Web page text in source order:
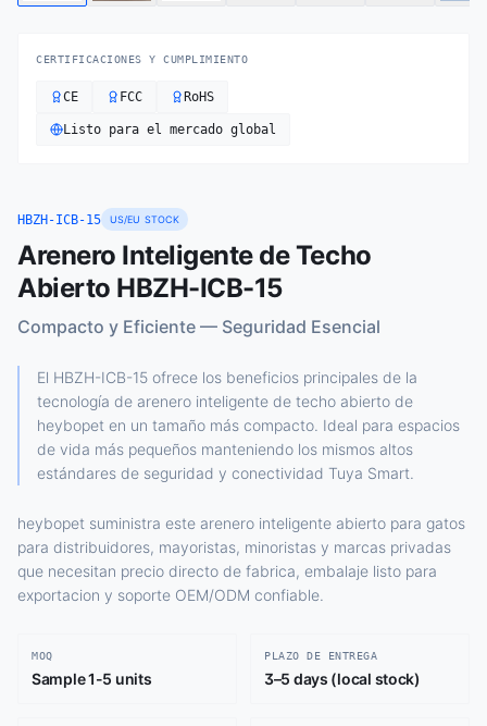
CERTIFICACIONES Y CUMPLIMIENTO
CE FCC RoHS
Listo para el mercado global
HBZH-ICB-15 US/EU STOCK
Arenero Inteligente de Techo
Abierto HBZH-ICB-15
Compacto y Eficiente — Seguridad Esencial
El HBZH-ICB-15 ofrece los beneficios principales de la
tecnología de arenero inteligente de techo abierto de
heybopet en un tamaño más compacto. Ideal para espacios
de vida más pequeños manteniendo los mismos altos
estándares de seguridad y conectividad Tuya Smart.
heybopet suministra este arenero inteligente abierto para gatos
para distribuidores, mayoristas, minoristas y marcas privadas
que necesitan precio directo de fabrica, embalaje listo para
exportacion y soporte OEM/ODM confiable.
MOQ
Sample 1-5 units
PLAZO DE ENTREGA
3–5 days (local stock)